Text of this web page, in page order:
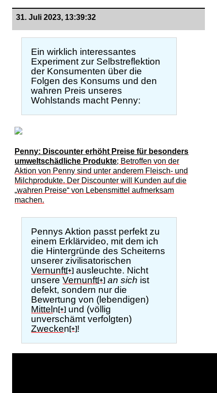
31. Juli 2023, 13:39:32
Ein wirklich interessantes
Experiment zur Selbstreflektion
der Konsumenten über die
Folgen des Konsums und den
wahren Preis unseres
Wohlstands macht Penny:
Penny: Discounter erhöht Preise für besonders
umweltschädliche Produkte; Betroffen von der
Aktion von Penny sind unter anderem Fleisch- und
Milchprodukte. Der Discounter will Kunden auf die
„wahren Preise“ von Lebensmittel aufmerksam
machen.
Pennys Aktion passt perfekt zu
einem Erklärvideo, mit dem ich
die Hintergründe des Scheiterns
unserer zivilisatorischen
Vernunft[+] ausleuchte. Nicht
unsereVernunft[+] an sich ist
defekt, sondern nur die
Bewertung von (lebendigen)
Mittel n[+] und (völlig
unverschämt verfolgten)
Zwecken[+] !